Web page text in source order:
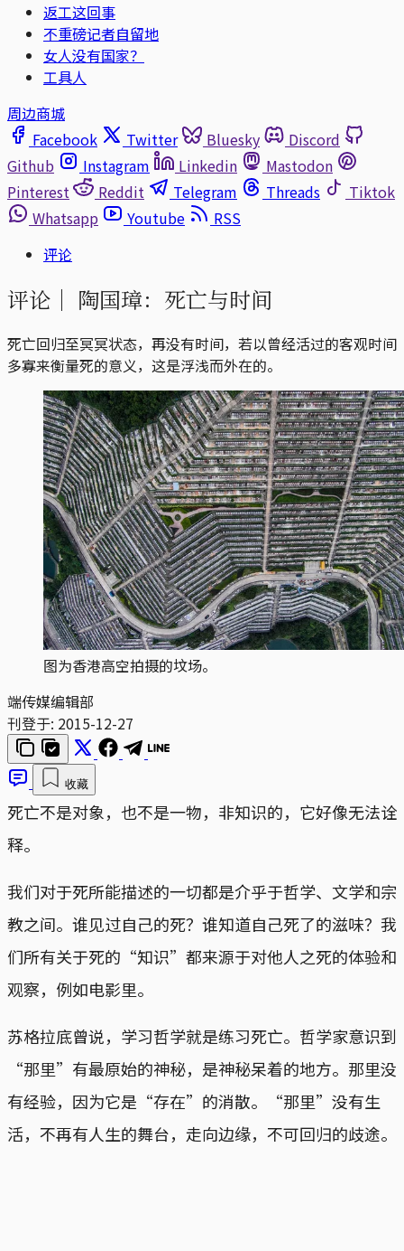
返工这回事
不重磅记者自留地
女人没有国家？
工具人
周边商城
Facebook
Twitter Bluesky
Discord
Github
Instagram Linkedin
Mastodon
Pinterest
Reddit Telegram Threads
Tiktok
Whatsapp
Youtube
RSS
评论
评论｜ 陶国璋：死亡与时间
死亡回归至冥冥状态，再没有时间，若以曾经活过的客观时间
多寡来衡量死的意义，这是浮浅而外在的。
图为香港高空拍摄的坟场。
端传媒编辑部
刊登于: 2015-12-27
收藏
死亡不是对象，也不是一物，非知识的，它好像无法诠
释。
我们对于死所能描述的一切都是介乎于哲学、文学和宗
教之间。谁见过自己的死？谁知道自己死了的滋味？我
们所有关于死的“知识”都来源于对他人之死的体验和
观察，例如电影里。
苏格拉底曾说，学习哲学就是练习死亡。哲学家意识到
“那里”有最原始的神秘，是神秘呆着的地方。那里没
有经验，因为它是“存在”的消散。“那里”没有生
活，不再有人生的舞台，走向边缘，不可回归的歧途。